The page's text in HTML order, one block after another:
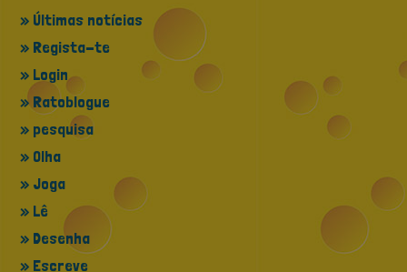
» Últimas notícias
» Regista-te
» Login
» Ratoblogue
» pesquisa
» Olha
» Joga
» Lê
» Desenha
» Escreve